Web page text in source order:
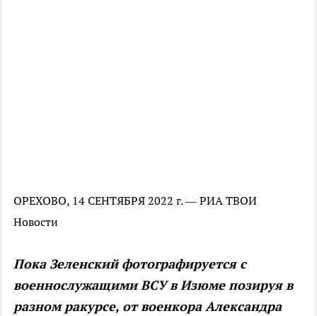
ОРЕХОВО, 14 СЕНТЯБРЯ 2022 г. — РИА ТВОИ
Новости
Пока Зеленский фотографируется с
военнослужащими ВСУ в Изюме позируя в
разном ракурсе, от военкора Александра